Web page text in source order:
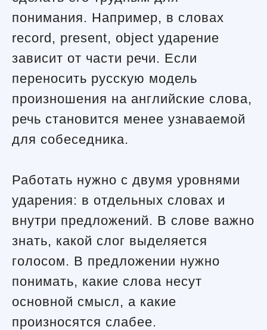
понимания. Например, в словах
record, present, object ударение
зависит от части речи. Если
переносить русскую модель
произношения на английские слова,
речь становится менее узнаваемой
для собеседника.
Работать нужно с двумя уровнями
ударения: в отдельных словах и
внутри предложений. В слове важно
знать, какой слог выделяется
голосом. В предложении нужно
понимать, какие слова несут
основной смысл, а какие
произносятся слабее.